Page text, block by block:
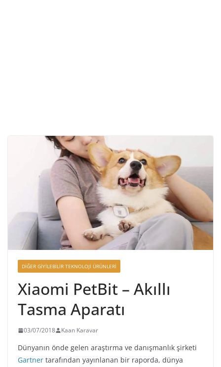
DIĞER GIYILEBILIR TEKNOLOJI ÜRÜNLERI
Xiaomi PetBit – Akıllı
Tasma Aparatı
03/07/2018 Kaan Karavar
Dünyanın önde gelen araştırma ve danışmanlık şirketi
Gartner tarafından yayınlanan bir raporda, dünya